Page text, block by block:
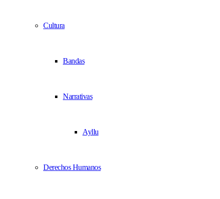
Cultura
Bandas
Narrativas
Ayllu
Derechos Humanos